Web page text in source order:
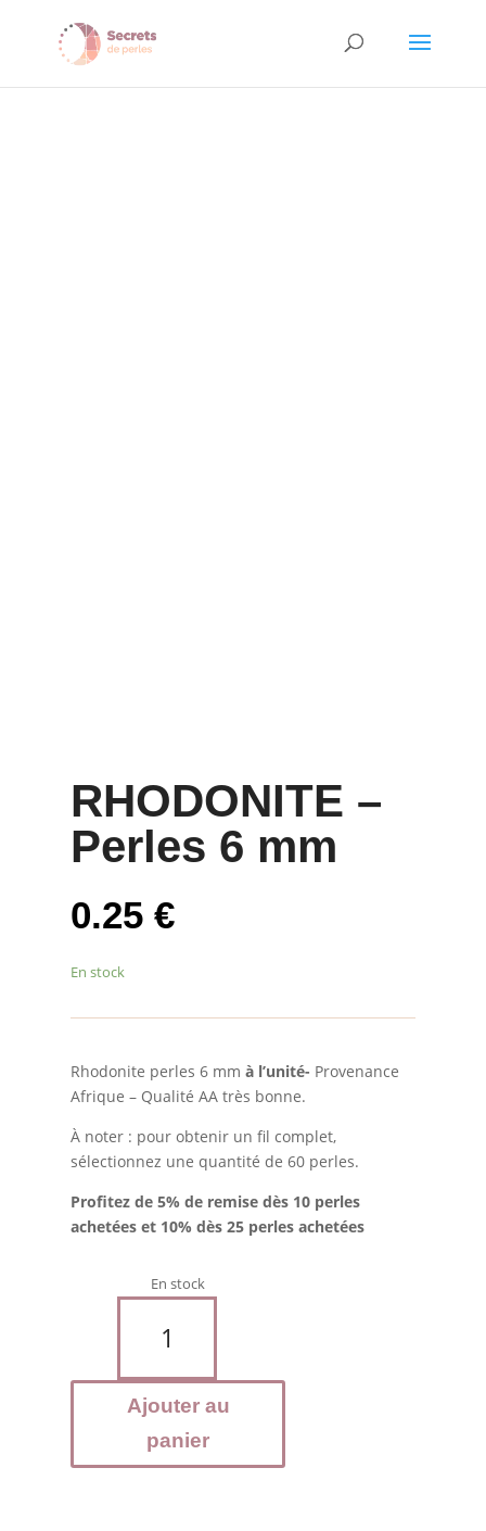
RHODONITE –
Perles 6 mm
0.25 €
En stock
Rhodonite perles 6 mm à l’unité- Provenance
Afrique – Qualité AA très bonne.
À noter : pour obtenir un fil complet,
sélectionnez une quantité de 60 perles.
Profitez de 5% de remise dès 10 perles
achetées et 10% dès 25 perles achetées
En stock
-
Perles
Ajouter au
panier